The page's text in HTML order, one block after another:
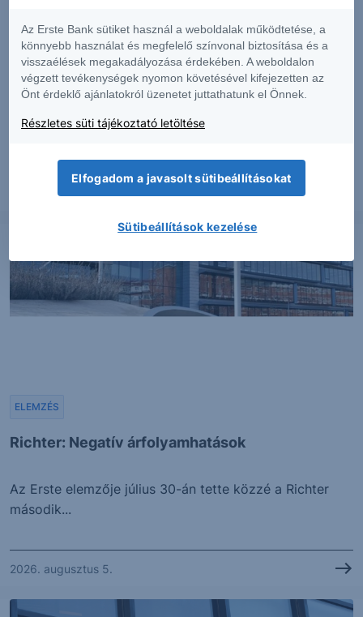
MOL: Az erős működési teljesítmény
okozta ellenszelet
ELEMZÉS
2026. augusztus 5.
Richter: Negatív árfolyamhatások
ELEMZÉS
Az Erste elemzője július 30-án tette közzé a Richter
második...
2026. augusztus 5.
Az Erste Bank sütiket használ a weboldalak működtetése, a
könnyebb használat és megfelelő színvonal biztosítása és a
visszaélések megakadályozása érdekében. A weboldalon
végzett tevékenységek nyomon követésével kifejezetten az
Önt érdeklő ajánlatokról üzenetet juttathatunk el Önnek.
Részletes süti tájékoztató letöltése
Elfogadom a javasolt sütibeállításokat
Sütibeállítások kezelése